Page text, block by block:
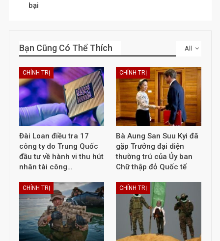
bại
All
Bạn Cũng Có Thể Thích
CHÍNH TRỊ
Đài Loan điều tra 17
công ty do Trung Quốc
đầu tư về hành vi thu hút
nhân tài công…
CHÍNH TRỊ
Bà Aung San Suu Kyi đã
gặp Trưởng đại diện
thường trú của Ủy ban
Chữ thập đỏ Quốc tế
CHÍNH TRỊ CHÍNH TRỊ